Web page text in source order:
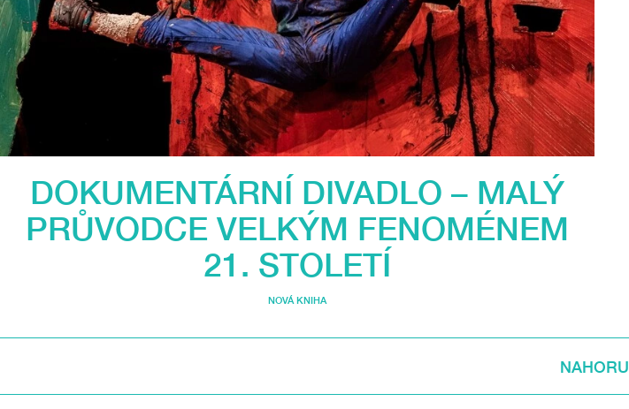
DOKUMENTÁRNÍ DIVADLO – MALÝ
PRŮVODCE VELKÝM FENOMÉNEM
21. STOLETÍ
NOVÁ KNIHA
NAHORU